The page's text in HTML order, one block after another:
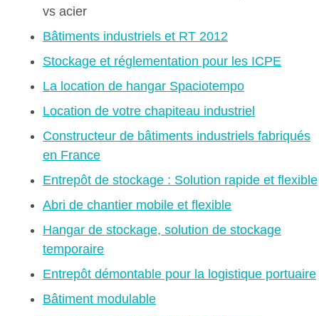
vs acier
Bâtiments industriels et RT 2012
Stockage et réglementation pour les ICPE
La location de hangar Spaciotempo
Location de votre chapiteau industriel
Constructeur de bâtiments industriels fabriqués
en France
Entrepôt de stockage : Solution rapide et flexible
Abri de chantier mobile et flexible
Hangar de stockage, solution de stockage
temporaire
Entrepôt démontable pour la logistique portuaire
Bâtiment modulable